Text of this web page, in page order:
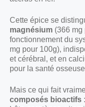
Cette épice se
magnésium (366 mg
fonctionnement du
mg pour 100g),
et cérébral, et en
pour la santé
Mais ce qui fait
composés bioactifs